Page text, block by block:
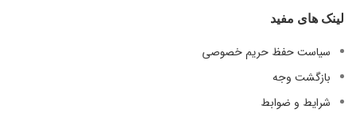
لینک های مفید
سیاست حفظ حریم خصوصی
بازگشت وجه
شرایط و ضوابط